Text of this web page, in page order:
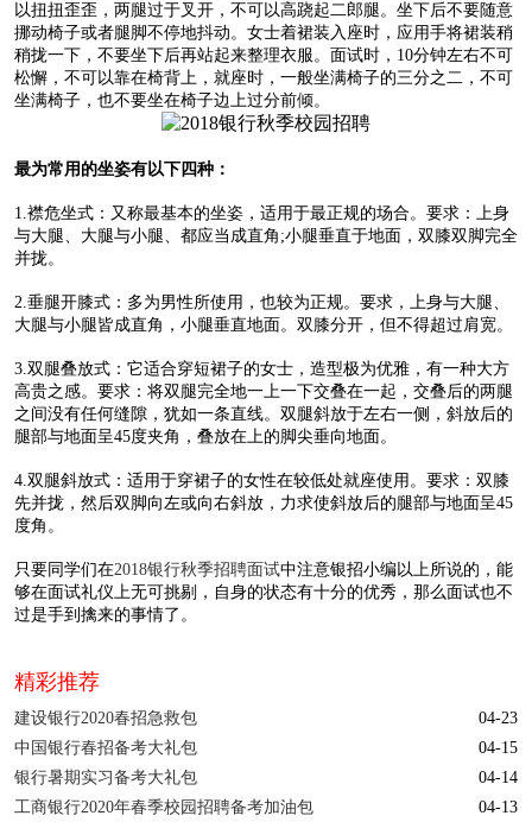
以扭扭歪歪，两腿过于叉开，不可以高跷起二郎腿。坐下后不要随意
挪动椅子或者腿脚不停地抖动。女士着裙装入座时，应用手将裙装稍
稍拢一下，不要坐下后再站起来整理衣服。面试时，10分钟左右不可
松懈，不可以靠在椅背上，就座时，一般坐满椅子的三分之二，不可
坐满椅子，也不要坐在椅子边上过分前倾。
最为常用的坐姿有以下四种：
1.襟危坐式：又称最基本的坐姿，适用于最正规的场合。要求：上身
与大腿、大腿与小腿、都应当成直角;小腿垂直于地面，双膝双脚完全
并拢。
2.垂腿开膝式：多为男性所使用，也较为正规。要求，上身与大腿、
大腿与小腿皆成直角，小腿垂直地面。双膝分开，但不得超过肩宽。
3.双腿叠放式：它适合穿短裙子的女士，造型极为优雅，有一种大方
高贵之感。要求：将双腿完全地一上一下交叠在一起，交叠后的两腿
之间没有任何缝隙，犹如一条直线。双腿斜放于左右一侧，斜放后的
腿部与地面呈45度夹角，叠放在上的脚尖垂向地面。
4.双腿斜放式：适用于穿裙子的女性在较低处就座使用。要求：双膝
先并拢，然后双脚向左或向右斜放，力求使斜放后的腿部与地面呈45
度角。
只要同学们在2018银行秋季招聘面试中注意银招小编以上所说的，能
够在面试礼仪上无可挑剔，自身的状态有十分的优秀，那么面试也不
过是手到擒来的事情了。
精彩推荐
建设银行2020春招急救包
04-23
中国银行春招备考大礼包
04-15
银行暑期实习备考大礼包
04-14
工商银行2020年春季校园招聘备考加油包
04-13